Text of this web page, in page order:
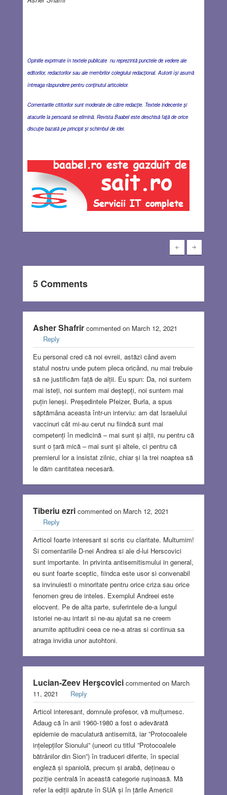
Opiniile exprimate în textele publicate nu reprezintă punctele de vedere ale
editorilor, redactorilor sau ale membrilor colegiului redacţional. Autorii îşi asumă
întreaga răspundere pentru conţinutul articolelor.
Comentariile cititorilor sunt moderate de către redacţie. Textele indecente şi
atacurile la persoană se elimină. Revista Baabel este deschisă faţă de orice
discuţie bazată pe principii şi schimbul de idei.
5 Comments
Asher Shafrircommented on March 12, 2021
Reply
Eu personal cred că noi evreii, astăzi când avem
statul nostru unde putem pleca oricând, nu mai trebuie
să ne justificăm față de alții. Eu spun: Da, noi suntem
mai isteți, noi suntem mai deștepți, noi suntem mai
puțin leneși. Președintele Pfeizer, Burla, a spus
săptămâna aceasta într-un interviu: am dat Israelului
vaccinuri cât mi-au cerut nu fiindcă sunt mai
competenți în medicină – mai sunt și alții, nu pentru că
sunt o țară mică – mai sunt și altele, ci pentru că
premierul lor a insistat zilnic, chiar și la trei noaptea să
le dăm cantitatea necesară.
Tiberiu ezricommented on March 12, 2021
Reply
Articol foarte interesant si scris cu claritate. Multumim!
Si comentariile D-nei Andrea si ale d-lui Herscovici
sunt importante. In privinta antisemitismului in general,
eu sunt foarte sceptic, fiindca este usor si convenabil
sa invinuiesti o minoritate pentru orice criza sau orice
fenomen greu de inteles. Exemplul Andreei este
elocvent. Pe de alta parte, suferintele de-a lungul
istoriei ne-au intarit si ne-au ajutat sa ne creem
anumite aptitudini ceea ce ne-a atras si continua sa
atraga invidia unor autohtoni.
Lucian-Zeev Herşcovicicommented on March
11, 2021
Reply
Articol interesant, domnule profesor, vă mulțumesc.
Adaug că în anii 1960-1980 a fost o adevărată
epidemie de maculatură antisemită, iar ”Protocoalele
ințelepților Sionului” (uneori cu titlul ”Protocoalele
bătrânilor din Sion”) în traduceri diferite, în special
engleză și spaniolă, precum și arabă, dețineau o
poziție centrală în această categorie rușinoasă. Mă
refer la ediții apărute în SUA și în țările Americii